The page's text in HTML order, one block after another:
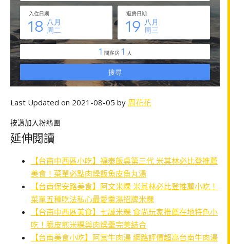
Last Updated on 2021-08-05 by 周花花
按讚加入粉絲團
延伸閱讀
【台南中西區小吃】福泰飯桌第三代 米其林必比登推薦
美食！菜單必點肉燥飯魚皮魚丸湯
【台南保安路美食】阿文米粿 米其林必比登推薦小吃！
菜單五種吃法私心最愛羹湯招牌米粿
【台南中西區美食】七誠米粿 食尚玩家推薦在地特色小
吃！脆皮煎米粿與肉燥羹完美結合
【台南美食小吃】阿棠牛肉湯 網路評價超高台南牛肉湯